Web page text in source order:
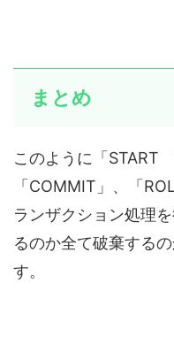
まとめ
このように「START
「COMMIT」、「
ランザクション処理
るのか全て破棄する
す。